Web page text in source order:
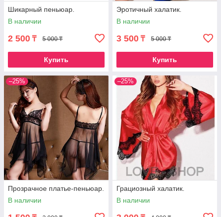
Шикарный пеньюар.
В наличии
2 500 ₸ 5 000 ₸
Купить
Эротичный халатик.
В наличии
3 500 ₸ 5 000 ₸
Купить
–25%
Прозрачное платье-пеньюар.
В наличии
–25%
Грациозный халатик.
В наличии